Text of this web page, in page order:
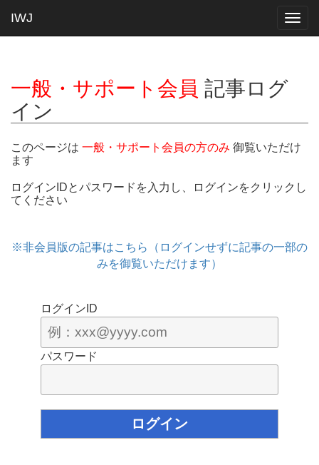
IWJ
一般・サポート会員 記事ログ
イン
このページは 一般・サポート会員の方のみ 御覧いただけ
ます
ログインIDとパスワードを入力し、ログインをクリックし
てください
※非会員版の記事はこちら（ログインせずに記事の一部の
みを御覧いただけます）
ログインID
パスワード